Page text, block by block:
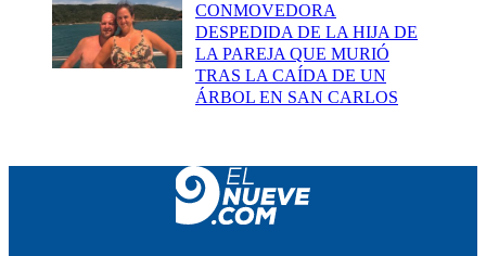
CONMOVEDORA
DESPEDIDA DE LA HIJA DE
LA PAREJA QUE MURIÓ
TRAS LA CAÍDA DE UN
ÁRBOL EN SAN CARLOS